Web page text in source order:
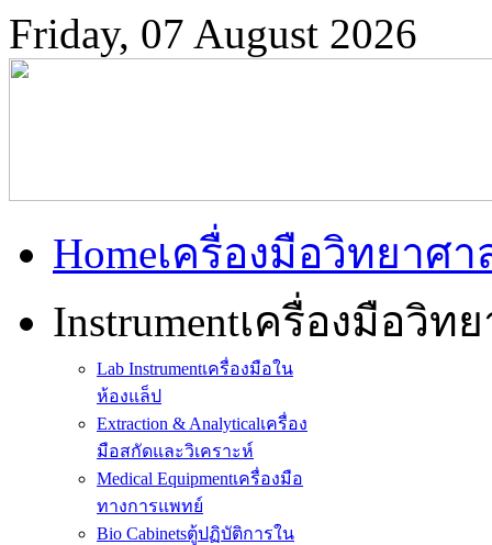
Friday, 07 August 2026
Homeเครื่องมือวิทยาศา
Instrumentเครื่องมือวิท
Lab Instrumentเครื่องมือใน
ห้องแล็ป
Extraction & Analyticalเครื่อง
มือสกัดและวิเคราะห์
Medical Equipmentเครื่องมือ
ทางการแพทย์
Bio Cabinetsตู้ปฏิบัติการใน